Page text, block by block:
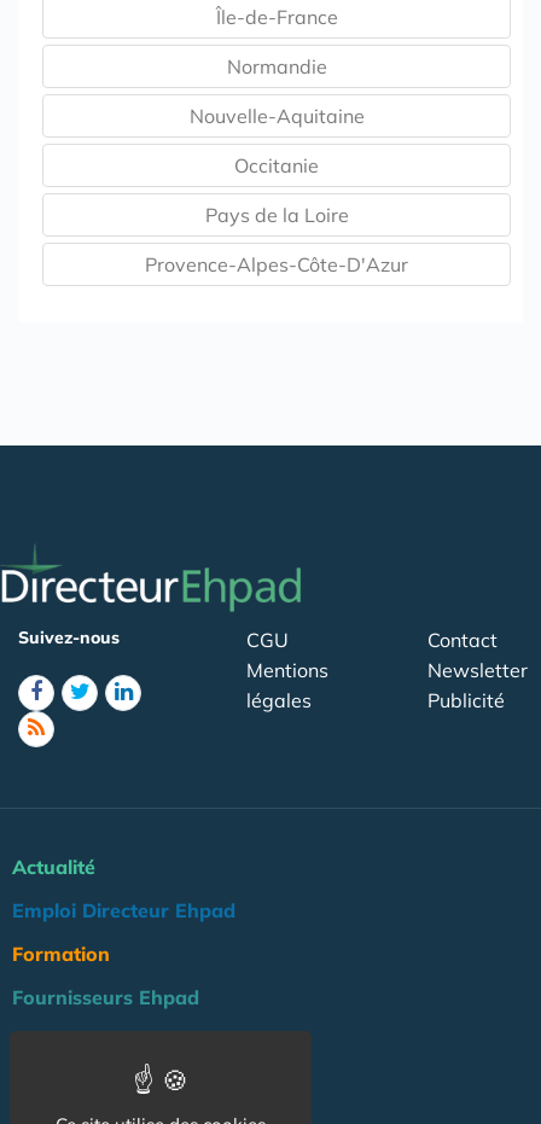
Île-de-France
Normandie
Nouvelle-Aquitaine
Occitanie
Pays de la Loire
Provence-Alpes-Côte-D'Azur
Suivez-nous
CGU
Mentions
légales
Contact
Newsletter
Publicité
Actualité
Emploi Directeur Ehpad
Formation
Fournisseurs Ehpad
Réglementation